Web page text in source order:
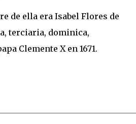
de ella era Isabel Flores de
terciaria, dominica,
Clemente X en 1671.